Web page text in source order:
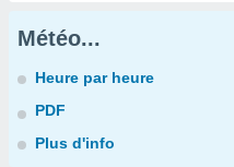
Météo...
Heure par heure
PDF
Plus d'info